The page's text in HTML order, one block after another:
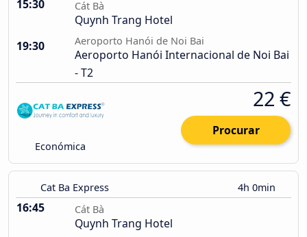
15:30 Cát Bà
Quynh Trang Hotel
19:30
Aeroporto Hanói de Noi Bai
Aeroporto Hanói Internacional de Noi Bai
- T2
Económica
22 €
Procurar
Cat Ba Express 4h 0min
16:45 Cát Bà
Quynh Trang Hotel